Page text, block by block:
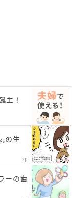
生！
の生
PR
ーの歯